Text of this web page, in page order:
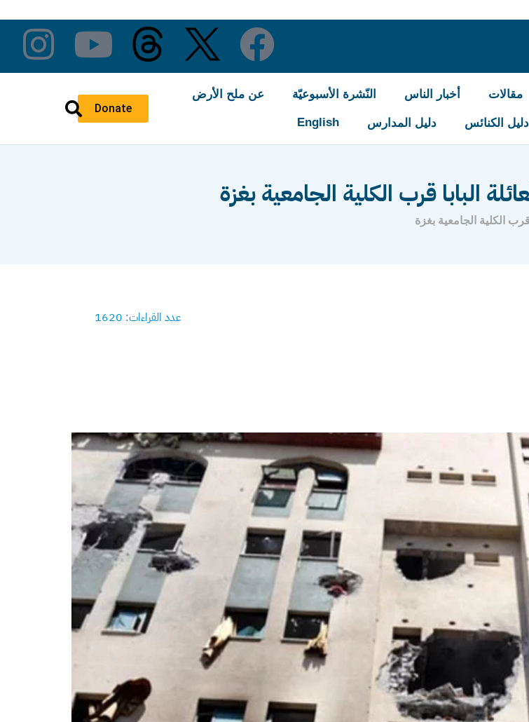
Donate
مقالات أخبار الناس النّشرة الأسبوعيّة عن ملح الأرض
دليل الكنائس دليل المدارس English
قرب الكلية الجامعية بغزة
الكلية الجامعية بغزة
عدد القراءات: 1620